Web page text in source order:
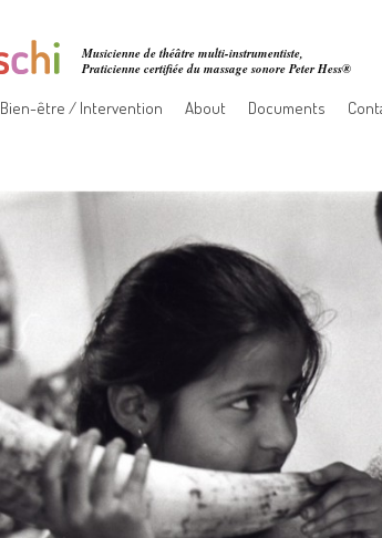
Musicienne de théâtre multi-instrumentiste,
Praticienne certifiée du massage sonore Peter Hess®
Bien-être / Intervention About Documents